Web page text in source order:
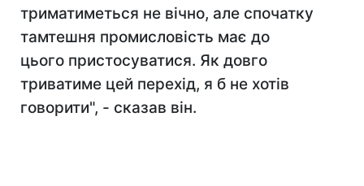
триматиметься не вічно, але спочатку
тамтешня промисловість має до
цього пристосуватися. Як довго
триватиме цей перехід, я б не хотів
говорити", - сказав він.